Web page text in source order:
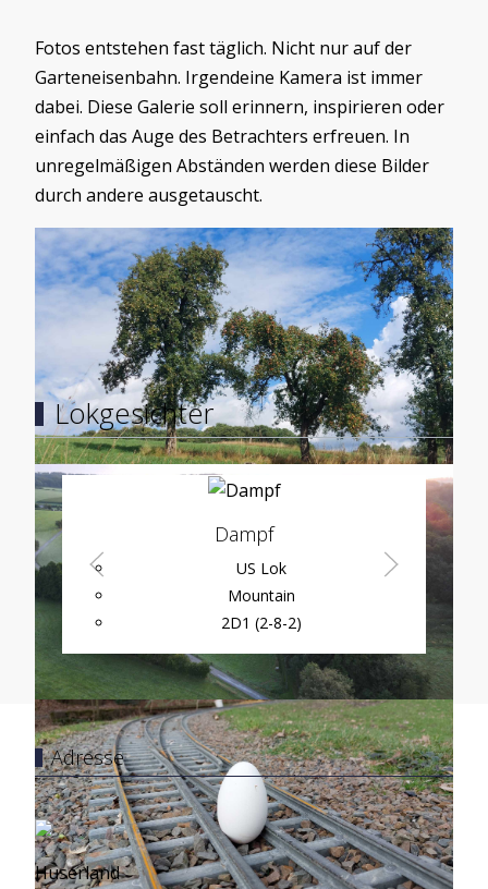
Fotos entstehen fast täglich. Nicht nur auf der
Garteneisenbahn. Irgendeine Kamera ist immer
dabei. Diese Galerie soll erinnern, inspirieren oder
einfach das Auge des Betrachters erfreuen. In
unregelmäßigen Abständen werden diese Bilder
durch andere ausgetauscht.
Load More
Lokgesichter
Dampf
US Lok
Mountain
2D1 (2-8-2)
Adresse
Huserland